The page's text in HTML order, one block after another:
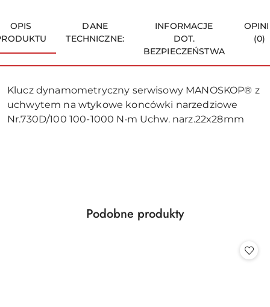
OPIS
DANE
TECHNICZNE:
INFORMACJE
DOT.
BEZPIECZEŃSTWA
(0)
Klucz dynamometryczny serwisowy MANOSKOP® z
uchwytem na wtykowe koncówki narzedziowe
Nr.730D/100 100-1000 N·m Uchw. narz.22x28mm
Pomiń karuzelę produktów
Produkty
Podobne produkty